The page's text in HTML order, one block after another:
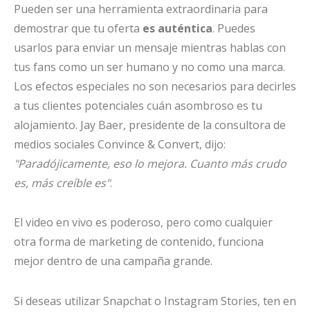
Pueden ser una herramienta extraordinaria para
demostrar que tu oferta es auténtica. Puedes
usarlos para enviar un mensaje mientras hablas con
tus fans como un ser humano y no como una marca.
Los efectos especiales no son necesarios para decirles
a tus clientes potenciales cuán asombroso es tu
alojamiento. Jay Baer, ​​presidente de la consultora de
medios sociales Convince & Convert, dijo:
"Paradójicamente, eso lo mejora. Cuanto más crudo
es, más creíble es".
El video en vivo es poderoso, pero como cualquier
otra forma de marketing de contenido, funciona
mejor dentro de una campaña grande.
Si deseas utilizar Snapchat o Instagram Stories, ten en